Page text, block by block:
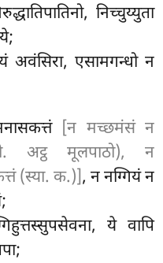
निच्चुय्युता
अवंसिरा, एसामगन्धो न
[न मच्छमंसं न
अट्ठ मूलपाठो), न
(स्या. क.)] , न नग्गियं न
ये वापि